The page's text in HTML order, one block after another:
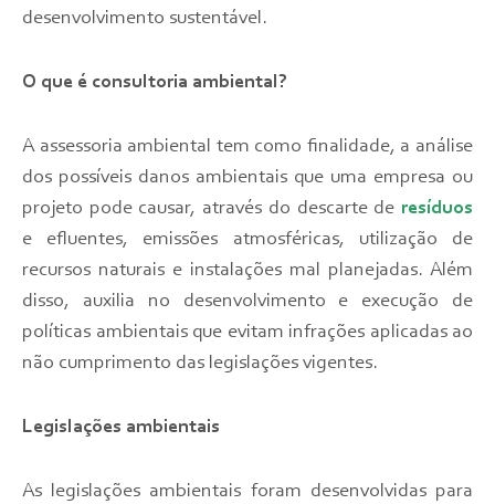
desenvolvimento sustentável.
O que é consultoria ambiental?
A assessoria ambiental tem como finalidade, a análise
dos possíveis danos ambientais que uma empresa ou
projeto pode causar, através do descarte de resíduos
e efluentes, emissões atmosféricas, utilização de
recursos naturais e instalações mal planejadas. Além
disso, auxilia no desenvolvimento e execução de
políticas ambientais que evitam infrações aplicadas ao
não cumprimento das legislações vigentes.
Legislações ambientais
As legislações ambientais foram desenvolvidas para